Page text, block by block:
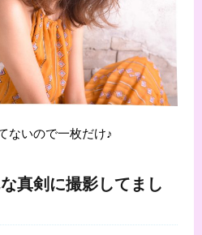
ないので一枚だけ♪
真剣に撮影してまし